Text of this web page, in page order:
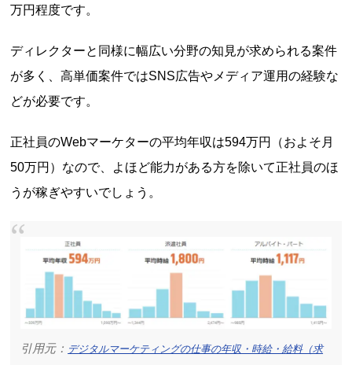
万円程度です。
ディレクターと同様に幅広い分野の知見が求められる案件
が多く、高単価案件ではSNS広告やメディア運用の経験な
どが必要です。
正社員のWebマーケターの平均年収は594万円（およそ月
50万円）なので、よほど能力がある方を除いて正社員のほ
うが稼ぎやすいでしょう。
引用元： デジタルマーケティングの仕事の年収・時給・給料（求